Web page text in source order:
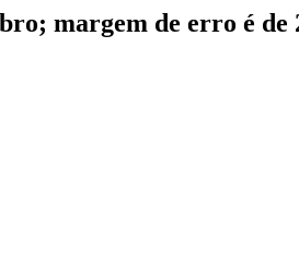
margem de erro é